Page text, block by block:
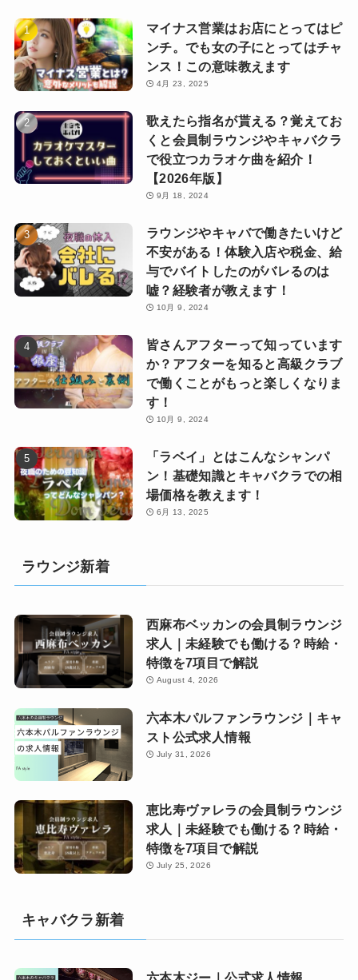
マイナス営業はお店にとってはピ
ンチ。でも女の子にとってはチャ
ンス！この意味教えます
4月 23, 2025
歌えたら指名が貰える？覚えてお
くと会員制ラウンジやキャバクラ
で役立つカラオケ曲を紹介！
【2026年版】
9月 18, 2024
ラウンジやキャバで働きたいけど
不安がある！体験入店や税金、給
与でバイトしたのがバレるのは
嘘？経験者が教えます！
10月 9, 2024
皆さんアフターって知っています
か？アフターを知ると高級クラブ
で働くことがもっと楽しくなりま
す！
10月 9, 2024
「ラベイ」とはこんなシャンパ
ン！基礎知識とキャバクラでの相
場価格を教えます！
6月 13, 2025
ラウンジ新着
西麻布ベッカンの会員制ラウンジ
求人｜未経験でも働ける？時給・
特徴を7項目で解説
August 4, 2026
六本木パルファンラウンジ｜キャ
スト公式求人情報
July 31, 2026
恵比寿ヴァレラの会員制ラウンジ
求人｜未経験でも働ける？時給・
特徴を7項目で解説
July 25, 2026
キャバクラ新着